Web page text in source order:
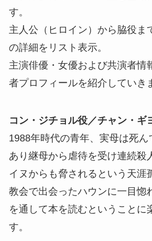
す。
主人公（ヒロイン）から脇役ま
の詳細をリスト表示。
主演俳優・女優および共演者情
者プロフィールを紹介していき
コン・ジチョル役／チャン・ギ
1988年時代の青年、実母は死ん
あり継母から虐待を受け連続殺
イヌからも脅されるという天涯
教会で出会ったハウンに一目惚
を通して本を読むということに
す。